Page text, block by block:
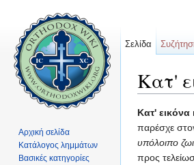
Κατ'
Κατ' εικόνα
παρέσχε
υπόλοιπο
προς
Σελίδα
Αρχική σελίδα
Κατάλογος λημμάτων
Βασικές κατηγορίες